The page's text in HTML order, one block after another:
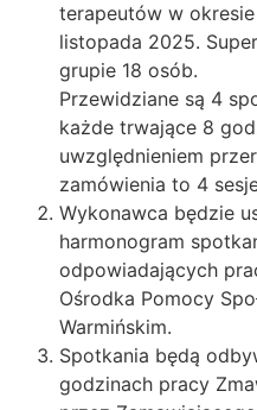
terapeutów w
listopada 2025.
grupie 18 osób.
Przewidziane są 4
każde trwające 8
uwzględnieniem
zamówienia to 4
Wykonawca będzie
harmonogram
odpowiadających
Ośrodka Pomocy
Warmińskim.
Spotkania będą
godzinach pracy